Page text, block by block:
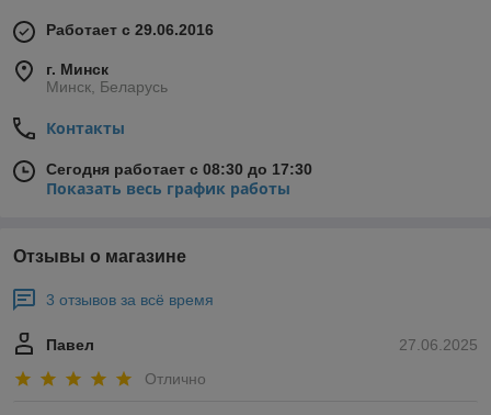
Работает с 29.06.2016
г. Минск
Минск, Беларусь
Контакты
Сегодня работает с 08:30 до 17:30
Показать весь график работы
Отзывы о магазине
3 отзывов за всё время
27.06.2025
Павел
Отлично